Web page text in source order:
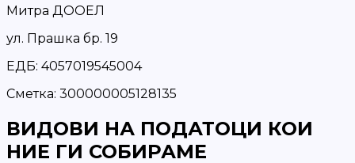
Митра ДООЕЛ
ул. Прашка бр. 19
ЕДБ: 4057019545004
Сметка: 300000005128135
ВИДОВИ НА ПОДАТОЦИ КОИ
НИЕ ГИ СОБИРАМЕ